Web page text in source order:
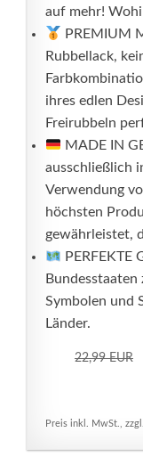
auf mehr!
PREMIUM
Rubbellack,
ihres edlen
Freirubbeln
MADE IN
ausschließlich
Verwendung
höchsten
gewährleistet,
PERFEKTE
Symbolen und
Länder.
22,99 EUR
Preis inkl. MwSt.,